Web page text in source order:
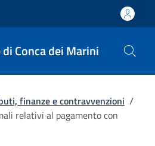
Conca dei Marini
finanze e contravvenzioni /
relativi al pagamento con